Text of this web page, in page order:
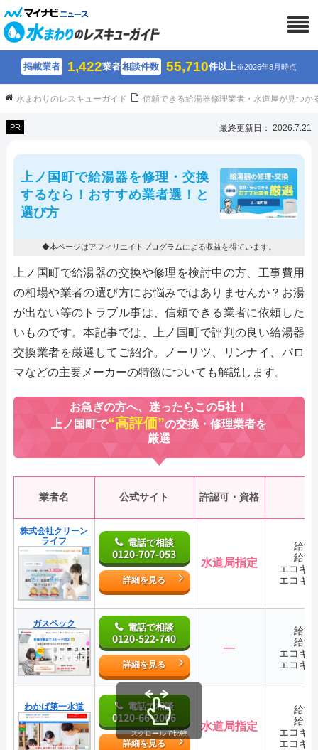
掲載業者 1,422業者相談件数 55,710件以上※2026年8月時点
水まわりのレスキューガイド 信頼できる給湯器修理業者・水道屋が見つか
PR 最終更新日： 2026.7.21
上ノ国町で給湯器を修理・交換
するなら！おすすめ業者選！と
選び方
◆本ページはアフィリエイトプログラムによる収益を得ています。
上ノ国町で給湯器の交換や修理を検討中の方、工事費用
の相場や業者の選び方にお悩みではありませんか？お湯
が出ない等のトラブル事は、信頼できる業者に依頼した
いものです。本記事では、上ノ国町で評判の良い給湯器
交換業者を厳選してご紹介。ノーリツ、リンナイ、パロ
マなどの主要メーカーの特徴についても解説します。
お急ぎの方へ、迷ったらこの5社！
上ノ国町で“高評価”の交換・修理業者を
厳選
業者名 公式サイト 許認可・資格
株式会社クリーン
ライフ
電話で相談
0120-707-053
詳細を見る
水道局指定
給湯
給湯
エコキ
エコキ
ガスペック 電話で相談
0120-522-740
詳細を見る
―
給湯
給湯
エコキ
エコキ
わかば第一水道 電話で相談
0120-66-2066
詳細を見る
水道局指定
給湯
給湯
エコキ
エコキ
スクロールで比較